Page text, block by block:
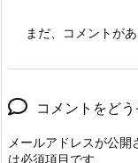
まだ、コメントが
コメントをど
メールアドレスが公開
は必須項目です